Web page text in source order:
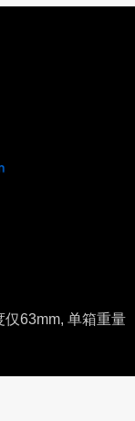
63mm, 单箱重量